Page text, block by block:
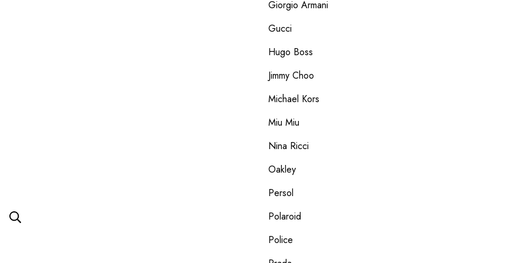
Giorgio Armani
Gucci
Hugo Boss
Jimmy Choo
Michael Kors
Miu Miu
Nina Ricci
Oakley
Persol
Polaroid
Police